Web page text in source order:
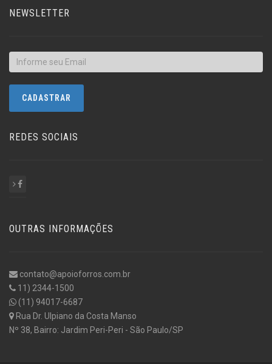
NEWSLETTER
REDES SOCIAIS
OUTRAS INFORMAÇÕES
contato@apoioforros.com.br
11) 2344-1500
(11) 94017-6687
Rua Dr. Ulpiano da Costa Manso
Nº 38, Bairro: Jardim Peri-Peri - São Paulo/SP